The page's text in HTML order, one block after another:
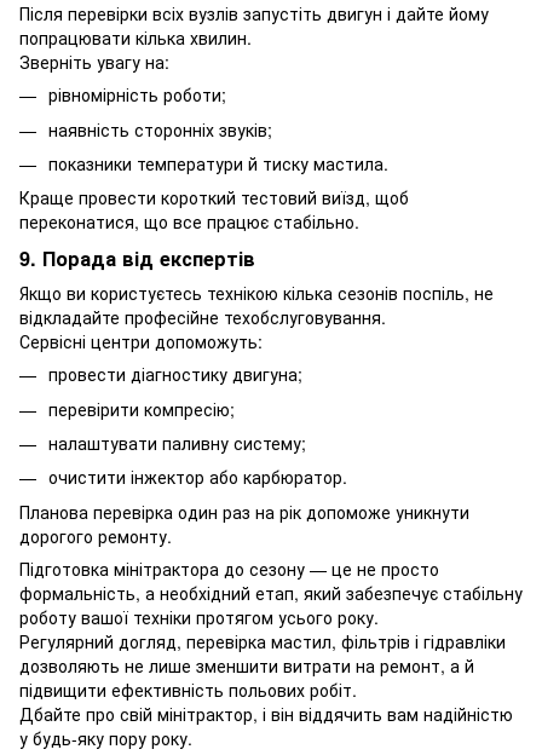
Після перевірки всіх вузлів запустіть двигун і дайте йому
попрацювати кілька хвилин.
Зверніть увагу на:
рівномірність роботи;
наявність сторонніх звуків;
показники температури й тиску мастила.
Краще провести короткий тестовий виїзд, щоб
переконатися, що все працює стабільно.
9. Порада від експертів
Якщо ви користуєтесь технікою кілька сезонів поспіль, не
відкладайте професійне техобслуговування.
Сервісні центри допоможуть:
провести діагностику двигуна;
перевірити компресію;
налаштувати паливну систему;
очистити інжектор або карбюратор.
Планова перевірка один раз на рік допоможе уникнути
дорогого ремонту.
Підготовка мінітрактора до сезону — це не просто
формальність, а необхідний етап, який забезпечує стабільну
роботу вашої техніки протягом усього року.
Регулярний догляд, перевірка мастил, фільтрів і гідравліки
дозволяють не лише зменшити витрати на ремонт, а й
підвищити ефективність польових робіт.
Дбайте про свій мінітрактор, і він віддячить вам надійністю
у будь-яку пору року.